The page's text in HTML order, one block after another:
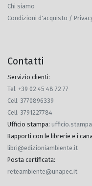
Chi siamo
Condizioni d'acquisto /
Contatti
Servizio clienti:
Tel. +39 02 45 48 72 77
Cell. 3770896339
Cell. 3791227784
Ufficio stampa:
Rapporti con le librerie e i
libri@edizioniambiente.it
Posta certificata:
reteambiente@unapec.it